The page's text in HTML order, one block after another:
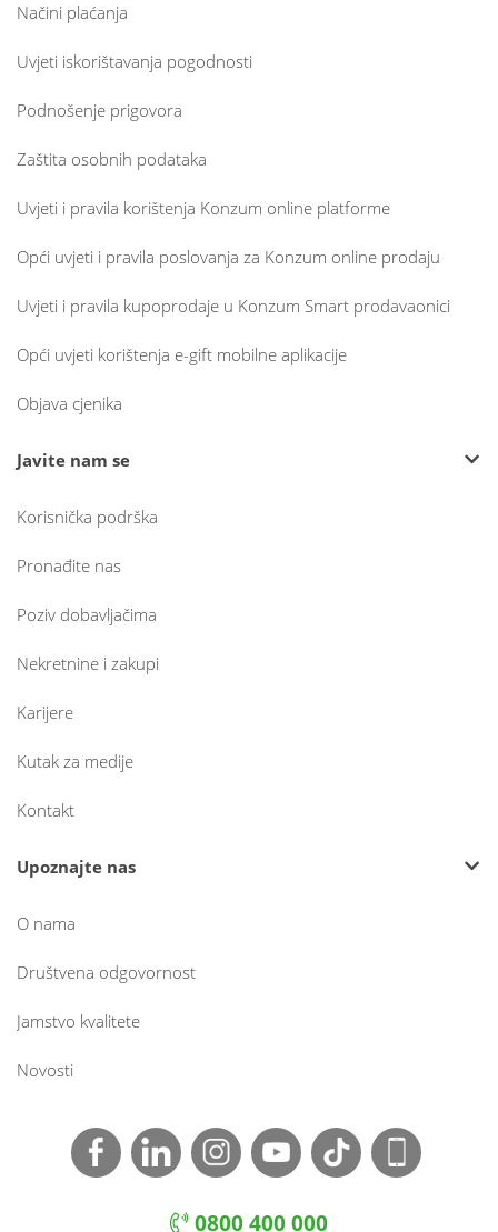
Načini plaćanja
Uvjeti iskorištavanja pogodnosti
Podnošenje prigovora
Zaštita osobnih podataka
Uvjeti i pravila korištenja Konzum online platforme
Opći uvjeti i pravila poslovanja za Konzum online prodaju
Uvjeti i pravila kupoprodaje u Konzum Smart prodavaonici
Opći uvjeti korištenja e-gift mobilne aplikacije
Objava cjenika
Javite nam se
Korisnička podrška
Pronađite nas
Poziv dobavljačima
Nekretnine i zakupi
Karijere
Kutak za medije
Kontakt
Upoznajte nas
O nama
Društvena odgovornost
Jamstvo kvalitete
Novosti
0800 400 000